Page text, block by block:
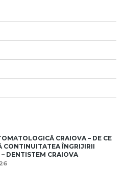
CRAIOVA – DE CE
CONTINUITATEA ÎNGRIJIRII
– DENTISTEM CRAIOVA